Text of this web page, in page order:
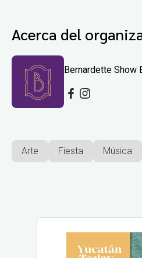
Acerca del
Bernardette Show
Arte Fiesta Música